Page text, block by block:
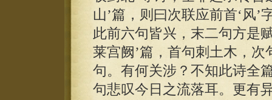
山’篇，则曰次联应前首‘风’
此前六句皆兴，末二句方是
莱宫阙’篇，首句刺土木，
句。有何关涉？不知此诗全
句悲叹今日之流落耳。更有